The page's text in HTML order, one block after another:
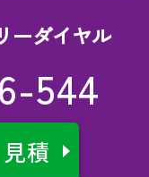
ーダイヤル
544
積